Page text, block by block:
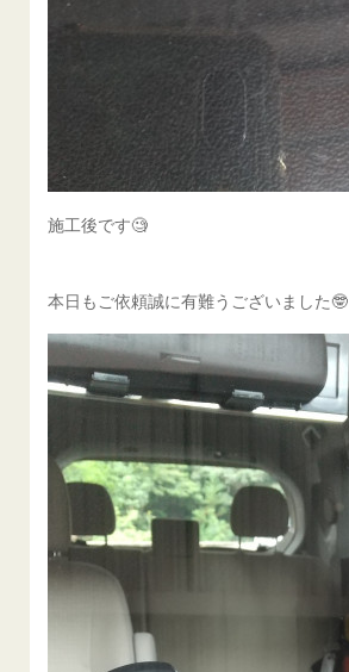
施工後です🧐
本日もご依頼誠に有難うございました🤓